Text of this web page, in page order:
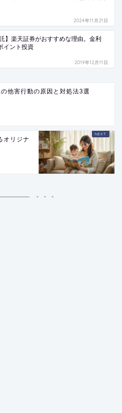
2024年11月21日
託】楽天証券がおすすめな理由。金利
イント投資
2019年12月11日
他害行動の原因と対処法3選
オリジナ